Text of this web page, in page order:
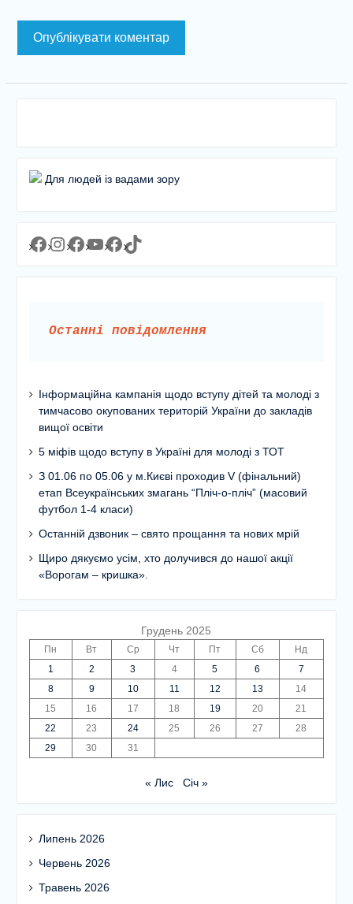
Для людей із вадами зору
Facebook
Instagram
Facebook
YouTube
Facebook
https://www.tiktok.com/@lyceum1man?_t=8YJMx0RJgIf&_r=1
Останні повідомлення
Інформаційна кампанія щодо вступу дітей та молоді з
тимчасово окупованих територій України до закладів
вищої освіти
5 міфів щодо вступу в Україні для молоді з ТОТ
З 01.06 по 05.06 у м.Києві проходив V (фінальний)
етап Всеукраїнських змагань “Пліч-о-пліч” (масовий
футбол 1-4 класи)
Останній дзвоник – свято прощання та нових мрій
Щиро дякуємо усім, хто долучився до нашої акції
«Ворогам – кришка».
Грудень 2025
Пн Вт Ср Чт Пт Сб
Нд
1
2 3 4 5 6
7
8
9 10 11 12 13
14
15
16 17 18 19 20
21
22
23 24 25 26 27
28
29
30 31
« Лис Січ »
Липень 2026
Червень 2026
Травень 2026